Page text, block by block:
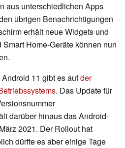
aus unterschiedlichen Apps
übrigen Benachrichtigungen
erhält neue Widgets und
Home-Geräte können nun
11 gibt es aufder
. Das Update für
darüber hinaus das Android-
2021. Der Rollout hat
dürfte es aber einige Tage